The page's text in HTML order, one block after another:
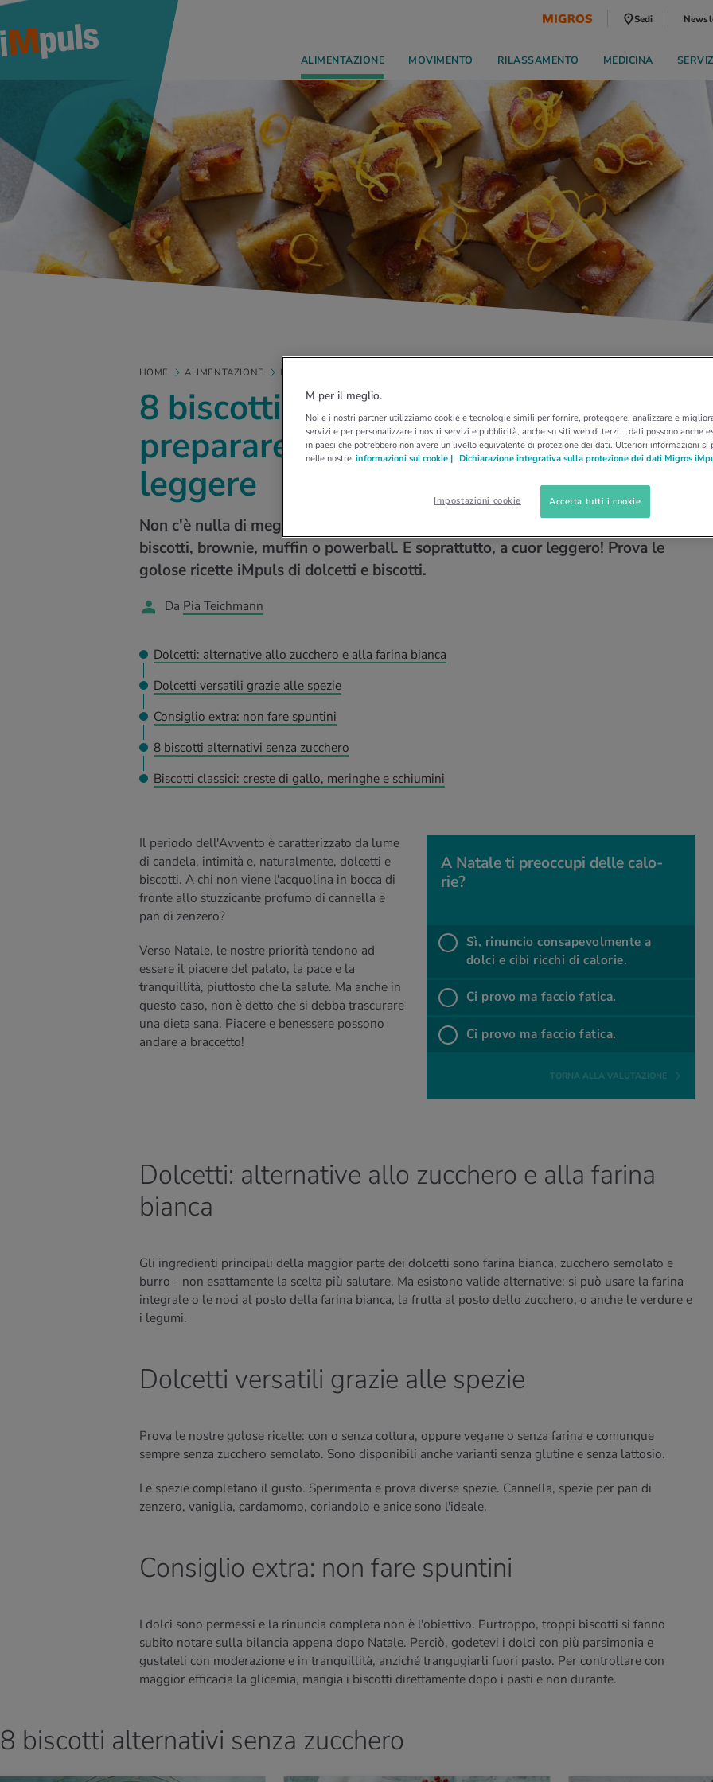
Sedi
ALIMENTAZIONE MOVIMENTO RILASSAMENTO MEDICINA
HOME ALIMENTAZIONE MANGIARE SANO
8 biscotti alternativi: come
preparare leccornie natalizie più
leggere
Non c'è nulla di meglio che godersi il periodo natalizio con deliziosi biscotti,
biscotti, brownie, muffin o powerball. E soprattutto, a cuor leggero! Prova le
golose ricette iMpuls di dolcetti e biscotti.
Da Pia Teichmann
Dolcetti: alternative allo zucchero e alla farina bianca
Dolcetti versatili grazie alle spezie
Consiglio extra: non fare spuntini
8 biscotti alternativi senza zucchero
Biscotti classici: creste di gallo, meringhe e schiumini
A Na­ta­le ti pre­oc­cu­pi delle ca­lo­
rie?
Sì, ri­nun­cio con­sa­pe­vol­men­te a
dolci e cibi ric­chi di ca­lo­rie.
Ci provo ma fac­cio fa­ti­ca.
Ci provo ma fac­cio fa­ti­ca.
TORNA ALLA VALUTAZIONE
Sì, rinuncio consapevolmente a dolci e cibi ricchi di calorie.
Ci provo ma faccio fatica.
%
Ci provo ma faccio fatica.
%
Il periodo dell'Avvento è caratterizzato da lume
di candela, intimità e, naturalmente, dolcetti e
biscotti. A chi non viene l'acquolina in bocca di
fronte allo stuzzicante profumo di cannella e
pan di zenzero?
Verso Natale, le nostre priorità tendono ad
essere il piacere del palato, la pace e la
tranquillità, piuttosto che la salute. Ma anche in
questo caso, non è detto che si debba trascurare
una dieta sana. Piacere e benessere possono
andare a braccetto!
Dolcetti: alternative allo zucchero e alla farina
bianca
Gli ingredienti principali della maggior parte dei dolcetti sono farina bianca, zucchero semolato e
burro - non esattamente la scelta più salutare. Ma esistono valide alternative: si può usare la farina
integrale o le noci al posto della farina bianca, la frutta al posto dello zucchero, o anche le verdure e
i legumi.
Dolcetti versatili grazie alle spezie
Prova le nostre golose ricette: con o senza cottura, oppure vegane o senza farina e comunque
sempre senza zucchero semolato. Sono disponibili anche varianti senza glutine e senza lattosio.
Le spezie completano il gusto. Sperimenta e prova diverse spezie. Cannella, spezie per pan di
zenzero, vaniglia, cardamomo, coriandolo e anice sono l'ideale.
Consiglio extra: non fare spuntini
I dolci sono permessi e la rinuncia completa non è l'obiettivo. Purtroppo, troppi biscotti si fanno
subito notare sulla bilancia appena dopo Natale. Perciò, godetevi i dolci con più parsimonia e
gustateli con moderazione e in tranquillità, anziché trangugiarli fuori pasto. Per controllare con
maggior efficacia la glicemia, mangia i biscotti direttamente dopo i pasti e non durante.
8 biscotti alternativi senza zucchero
M per il meglio.
Noi e i nostri partner utilizziamo cookie e tecnologie simili per fornire, proteggere, analizzare e
servizi e per personalizzare i nostri servizi e pubblicità, anche su siti web di terzi. I dati possono anche
in paesi che potrebbero non avere un livello equivalente di protezione dei dati. Ulteriori informazioni si
nelle nostre informazioni sui cookie | Dichiarazione integrativa sulla protezione dei dati Migros
Impostazioni cookie Accetta tutti i cookie